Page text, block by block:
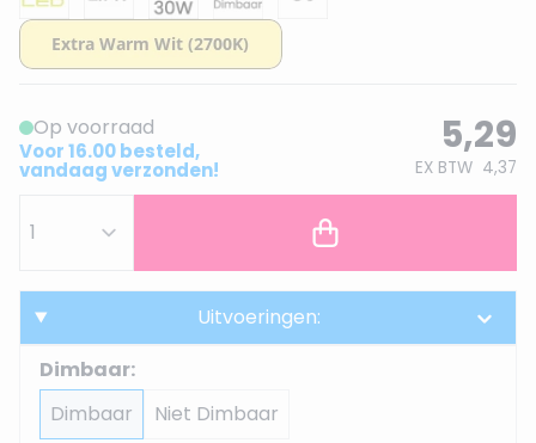
Op voorraad
Voor 16.00 besteld,
vandaag verzonden!
5,29
EX BTW 4,37
Uitvoeringen:
Dimbaar:
Dimbaar
Niet Dimbaar